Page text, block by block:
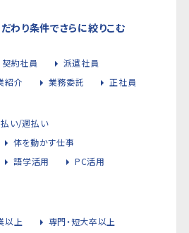
わり条件でさらに絞りこむ
契約社員
派遣社員
紹介 業務委託 正社員
い/週払い
体を動かす仕事
語学活用
PC活用
以上
専門・短大卒以上